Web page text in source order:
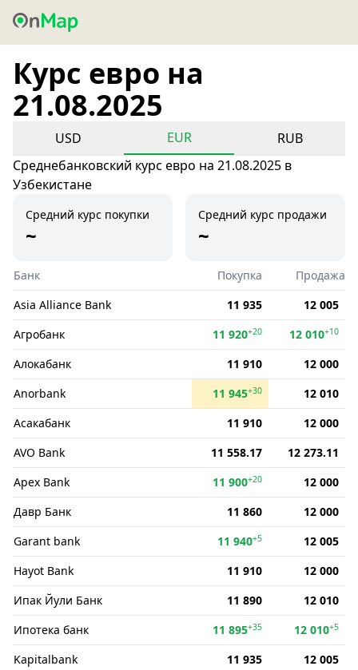
Курс евро на
21.08.2025
USD EUR
RUB
Среднебанковский курс евро на 21.08.2025 в
Узбекистане
Средний курс покупки
~
Средний курс продажи
~
Банк Покупка
Продажа
Asia Alliance Bank
11 935
12 005
Агробанк
11 920+20 12 010+10
Алокабанк 11 910
12 000
Anorbank
11 945+30
12 010
Асакабанк
11 910
12 000
AVO Bank
11 558.17
12 273.11
Apex Bank
11 900+20
12 000
Давр Банк
11 860
12 000
Garant bank
11 940+5
12 005
Hayot Bank
11 910
12 000
Ипак Йули Банк
11 890
12 010
Ипотека банк
11 895+35 12 010+5
Kapitalbank 11 935
12 005